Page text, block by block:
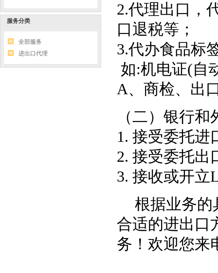
服务分类
全部服务
进出口代理
2.代理出口，
口退税等；
3.代办食品标
如:机电证(自
A、商检、出
（二）银行
1. 接受委托进
2. 接受委托出
3. 接收或开立
根据业务的
合适的进出口
务！欢迎您来